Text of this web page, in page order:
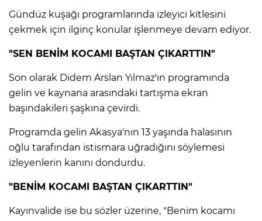
Gündüz kuşağı programlarında izleyici kitlesini
çekmek için ilginç konular işlenmeye devam ediyor.
"SEN BENİM KOCAMI BAŞTAN ÇIKARTTIN"
Son olarak Didem Arslan Yılmaz'ın programında
gelin ve kaynana arasındaki tartışma ekran
başındakileri şaşkına çevirdi.
Programda gelin Akasya'nın 13 yaşında halasının
oğlu tarafından istismara uğradığını söylemesi
izleyenlerin kanını dondurdu.
"BENİM KOCAMI BAŞTAN ÇIKARTTIN"
Kayınvalide ise bu sözler üzerine, "Benim kocamı